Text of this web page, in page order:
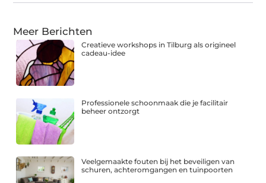
Meer Berichten
Creatieve workshops in Tilburg als origineel
cadeau-idee
Professionele schoonmaak die je facilitair
beheer ontzorgt
Veelgemaakte fouten bij het beveiligen van
schuren, achteromgangen en tuinpoorten